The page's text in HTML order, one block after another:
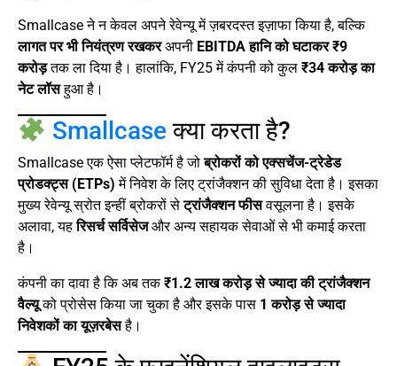
Smallcase ने न केवल अपने रेवेन्यू में ज़बरदस्त इज़ाफा किया है, बल्कि
लागत पर भी नियंत्रण रखकरअपनी EBITDA हानि को घटाकर ₹9
करोड़तक ला दिया है। हालांकि, FY25 में कंपनी को कुल ₹34 करोड़ का
नेट लॉसहुआ है।
Smallcaseक्या करता है?
Smallcase एक ऐसा प्लेटफॉर्म है जोब्रोकरों को एक्सचेंज-ट्रेडेड
प्रोडक्ट्स (ETPs) में निवेश के लिए ट्रांजैक्शन की सुविधा देता है। इसका
मुख्य रेवेन्यू स्रोत इन्हीं ब्रोकरों सेट्रांजैक्शन फीसवसूलना है। इसके
अलावा, यहरिसर्च सर्विसेजऔर अन्य सहायक सेवाओं से भी कमाई करता
है।
कंपनी का दावा है कि अब तक₹1.2 लाख करोड़ से ज्यादा की ट्रांजैक्शन
वैल्यूको प्रोसेस किया जा चुका है और इसके पास 1 करोड़ से ज्यादा
निवेशकों का यूज़रबेसहै।